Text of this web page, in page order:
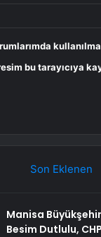
bu tarayıcıya
Son Eklenen
Manisa
Besim Dutlulu,